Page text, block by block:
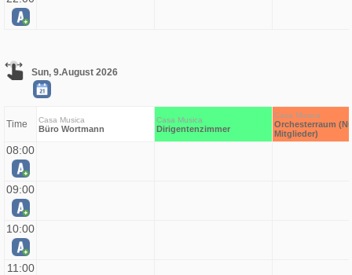
Sun, 9.August 2026
Time Casa Musica
Büro Wortmann
Casa Musica
Dirigentenzimmer
Casa Musica
Orchesterraum
Mitglieder)
08:00
09:00
10:00
11:00